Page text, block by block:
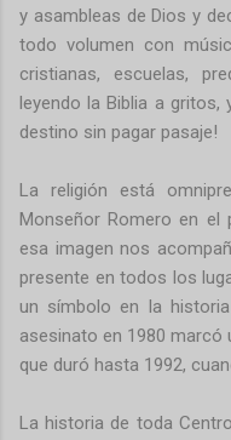
y asambleas de Dios y
todo volumen con
cristianas, escuelas,
leyendo la Biblia a gritos,
destino sin pagar pasaje!
La religión está
Monseñor Romero en
esa imagen nos
presente en todos los
un símbolo en la
asesinato en 1980 marcó
que duró hasta 1992,
La historia de toda